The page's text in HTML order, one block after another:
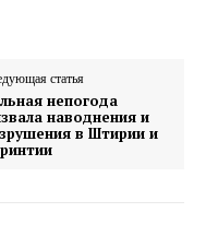
статья
непогода
наводнения и
в Штирии и